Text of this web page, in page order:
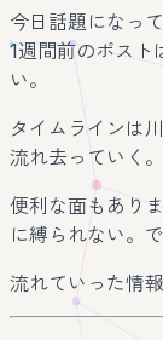
今日話題になっ
1週間前のポスト
い。
タイムラインは
流れ去っていく。
便利な面もあり
に縛られない。
流れていった情